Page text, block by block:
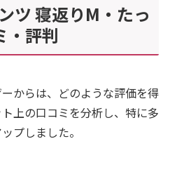
ツ 寝返りM・たっ
・評判
からは、どのような評価を得
上の口コミを分析し、特に多
プしました。